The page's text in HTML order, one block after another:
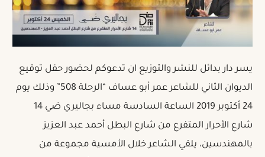
يسر دار بدائل للنشر والتوزيع ان تدعوكم لحضور حفل توقيع
الديوان الثاني للشاعر عمر أبو عساف “الرحلة 508” وذلك يوم
24 أكتوبر 2019 الساعة السادسة مساء بجاليري ضي 14
شارع الأحرار المتفرع من شارع البطل أحمد عبد العزيز
بالمهندسين، يلقي الشاعر خلال الأمسية مجموعة من